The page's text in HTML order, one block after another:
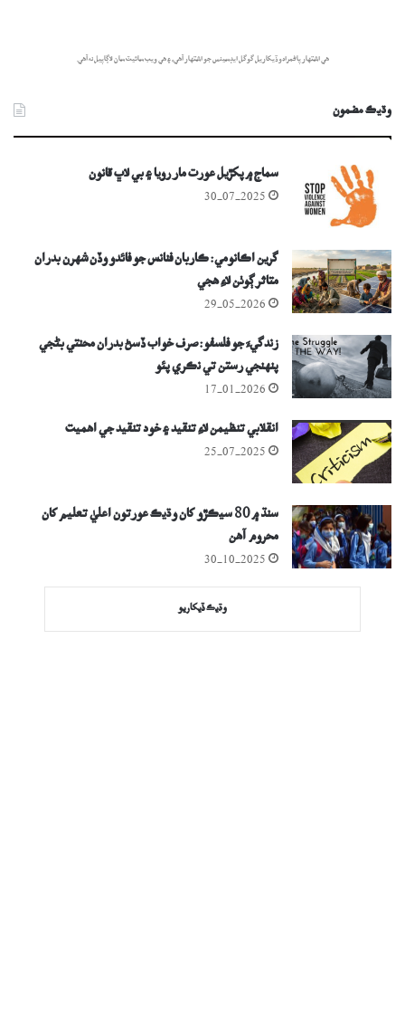
هي اشتهار پاڻمرادو ڏيکاريل گوگل ايڊسينس جو اشتهار آهي، ۽ هي ويب سائيٽ سان لاڳاپيل نه آهي.
وڌيڪ مضمون
سماج ۾ پکڙيل عورت مار رويا ۽ بي لاڀ قانون
30-07-2025
گرين اڪانومي: ڪاربان فنانس جو فائدو وڏن شهرن بدران
متاثر ڳوٺن لاءِ ھجي
29-05-2026
زندگيءَ جو فلسفو: صرف خواب ڏسڻ بدران محنتي بڻجي
پنهنجي رستن تي نڪري پئو
17-01-2026
انقلابي تنظيمن لاءِ تنقيد ۽ خود تنقيد جي اھميت
25-07-2025
سنڌ ۾ 80 سيڪڙو کان وڌيڪ عورتون اعليٰ تعليم کان
محروم آھن
30-10-2025
وڌيڪ ڏيکاريو